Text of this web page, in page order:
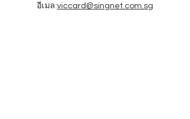
อีเมล:viccard@singnet.com.sg